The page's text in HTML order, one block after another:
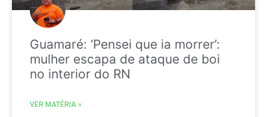
Guamaré: ‘Pensei que ia morrer’:
mulher escapa de ataque de boi
no interior do RN
VER MATÉRIA »